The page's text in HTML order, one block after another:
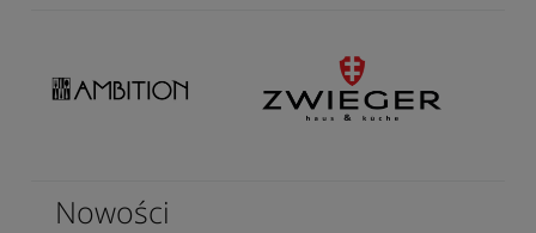
Nowości